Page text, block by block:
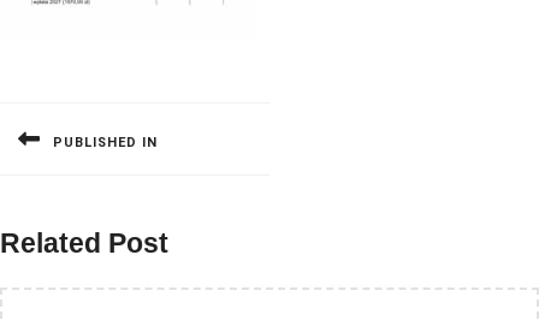
PUBLISHED IN
Related Post